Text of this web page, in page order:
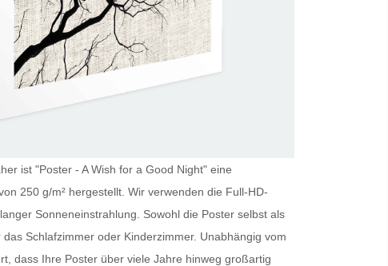
ist "Poster - A Wish for a Good Night" eine
250 g/m² hergestellt. Wir verwenden die Full-HD-
Sonneneinstrahlung. Sowohl die Poster selbst als
Schlafzimmer oder Kinderzimmer. Unabhängig vom
dass Ihre Poster über viele Jahre hinweg großartig